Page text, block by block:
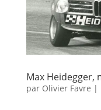
Max Heidegger,
par Olivier Favre |